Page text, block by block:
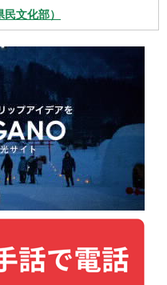
文化部）